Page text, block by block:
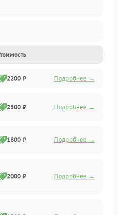
обеспечения
2200 ₽ Подробнее →
2500 ₽ Подробнее →
1800 ₽ Подробнее →
2000 ₽ Подробнее →